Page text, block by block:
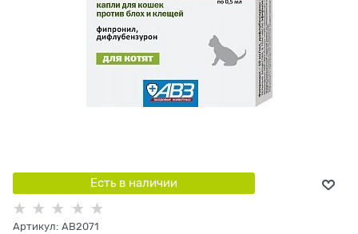
Есть в наличии
Артикул: AB2071